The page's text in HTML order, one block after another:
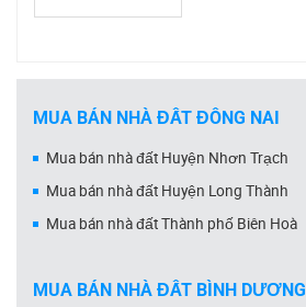
MUA BÁN NHÀ ĐẤT ĐỒNG NAI
Mua bán nhà đất Huyện Nhơn Trạch
Mua bán nhà đất Huyện Long Thành
Mua bán nhà đất Thành phố Biên Hoà
MUA BÁN NHÀ ĐẤT BÌNH DƯƠNG